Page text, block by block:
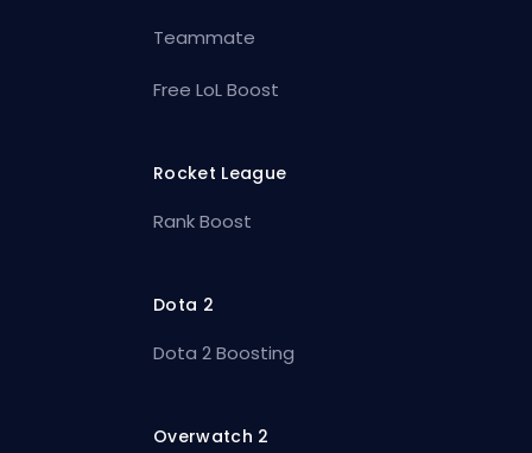
Teammate
Free LoL Boost
Rocket League
Rank Boost
Dota 2
Dota 2 Boosting
Overwatch 2